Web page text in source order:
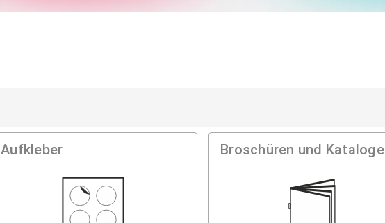
Aufkleber Broschüren und Kataloge